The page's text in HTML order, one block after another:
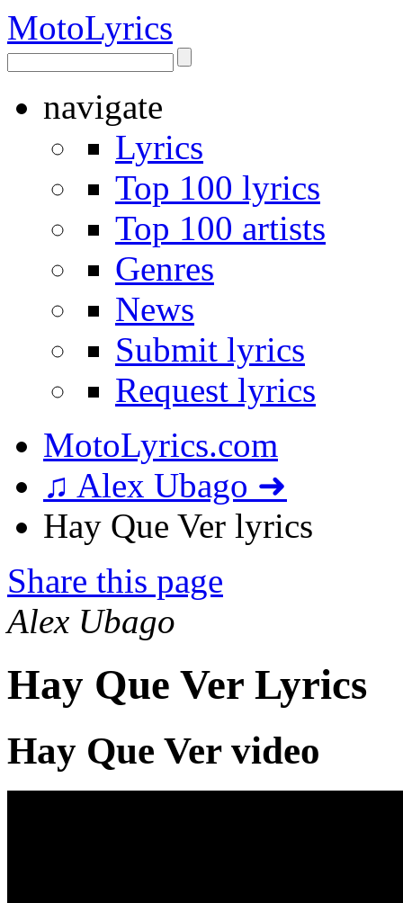
MotoLyrics
navigate
Lyrics
Top 100 lyrics
Top 100 artists
Genres
News
Submit lyrics
Request lyrics
MotoLyrics.com
♫ Alex Ubago ➜
Hay Que Ver lyrics
Share this page
Alex Ubago
Hay Que Ver Lyrics
Hay Que Ver video